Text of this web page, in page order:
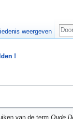
!
van de term Oude
weergeven